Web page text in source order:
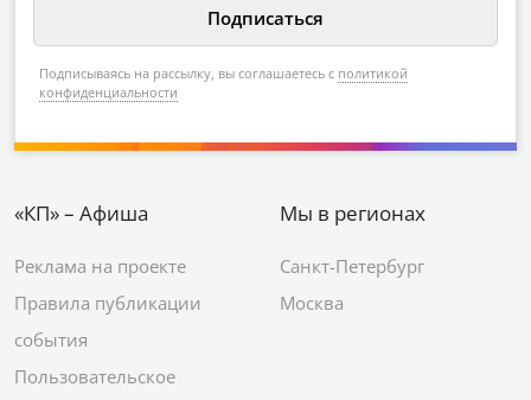
Подписываясь на рассылку, вы соглашаетесь с политикой
конфиденциальности
«КП» – Афиша
Реклама на проекте
Правила публикации
события
Пользовательское
Мы в регионах
Санкт-Петербург
Москва